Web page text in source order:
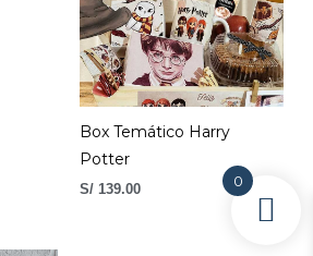
Box Temático Harry
Potter
S/ 139.00
0